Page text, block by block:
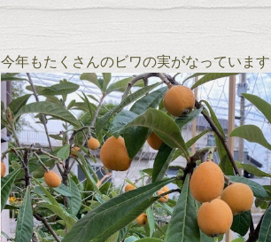
今年もたくさんのビワの実がなっています